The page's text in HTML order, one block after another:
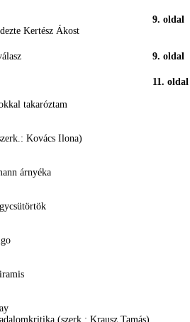
Kertész Ákost
9. oldal
9. oldal
takaróztam
Kovács Ilona)
árnyéka
(szerk.: Krausz Tamás)
11. oldal